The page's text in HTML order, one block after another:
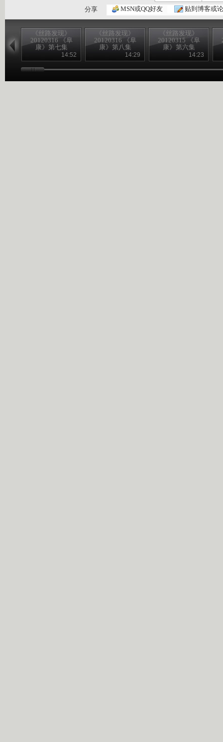
分享
MSN或QQ好友 贴到博客或
《丝路发现》
20120316 《阜
康》第七集
14:52
《丝路发现》
20120316 《阜
康》第八集
14:29
《丝路发现》
20120315 《阜
康》第六集
14:23